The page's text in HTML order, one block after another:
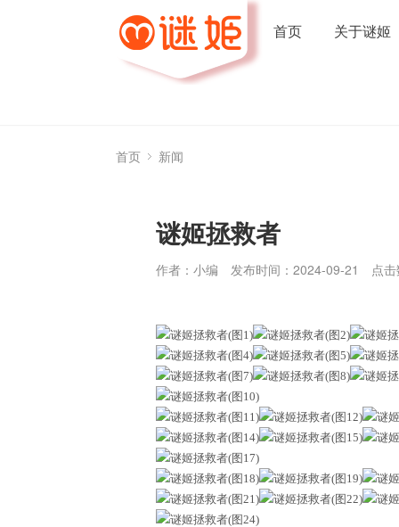
首页 关于谜姬
首页 新闻
谜姬拯救者
作者：小编 发布时间：2024-09-21 点